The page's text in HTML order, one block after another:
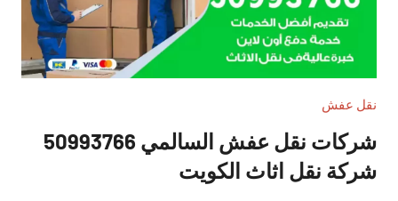
نقل عفش
شركات نقل عفش السالمي 50993766
شركة نقل اثاث الكويت